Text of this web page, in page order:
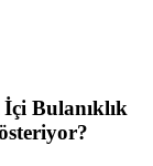
Bulanıklık